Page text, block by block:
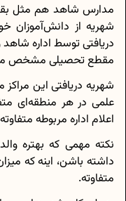
مدارس شاهد هم مثل
شهریه از دانش‌آموزان
دریافتی توسط اداره
مقطع تحصیلی مشخص
شهریه دریافتی این
علمی در هر منطقه‌ای
اعلام اداره مربوطه
نکته مهمی که بهتره
داشته باشن، اینه که
متفاوته.